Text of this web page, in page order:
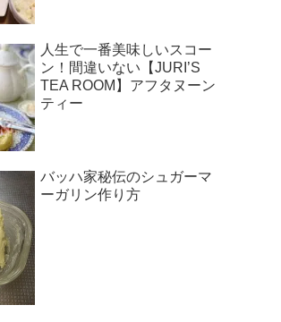
人生で一番美味しいスコー
ン！間違いない【JURI’S
TEA ROOM】アフタヌーン
ティー
バッハ家秘伝のシュガーマ
ーガリン作り方